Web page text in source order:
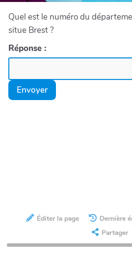
Quel est le numéro du
situe Brest ?
Réponse :
Envoyer
Éditer la page
Dernière
Partager